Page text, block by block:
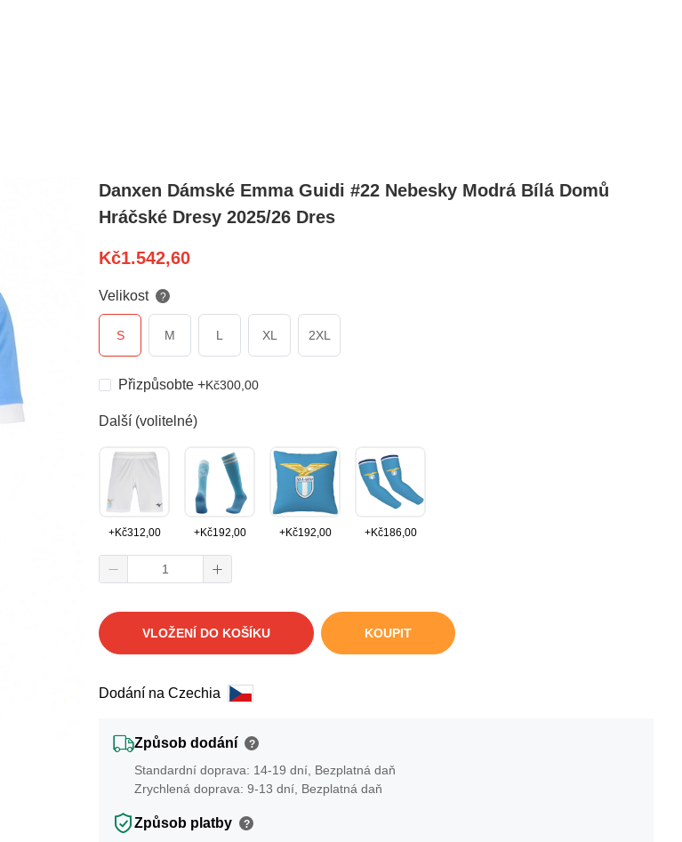
Danxen Dámské Emma Guidi #22 Nebesky Modrá Bílá Domů
Hráčské Dresy 2025/26 Dres
Kč1.542,60
Velikost ?
S M L XL 2XL
Přizpůsobte +Kč300,00
Další (volitelné)
+Kč312,00 +Kč192,00 +Kč192,00 +Kč186,00
VLOŽENÍ DO KOŠÍKU KOUPIT
Dodání na Czechia
Způsob dodání ?
Standardní doprava: 14-19 dní, Bezplatná daň
Zrychlená doprava: 9-13 dní, Bezplatná daň
Způsob platby ?